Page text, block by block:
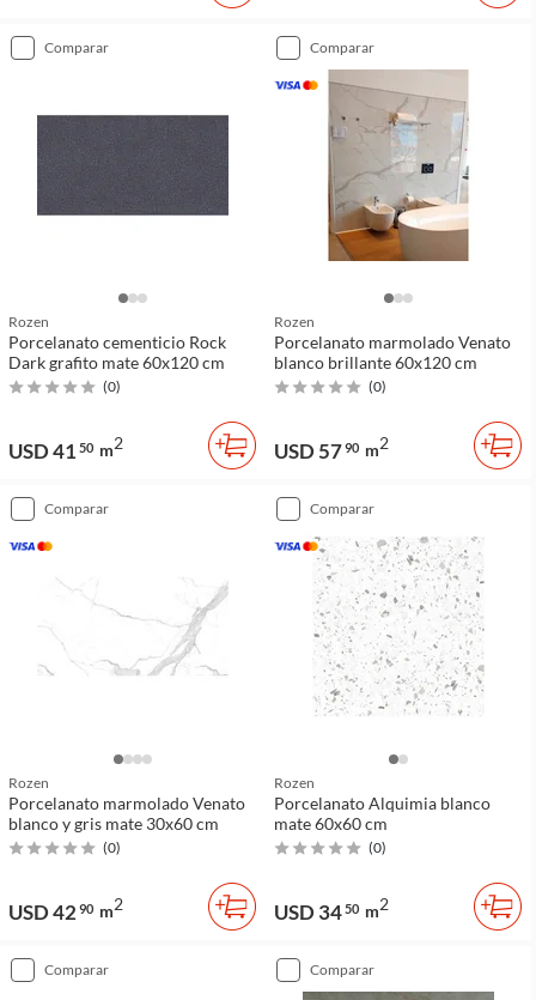
comparar
Rozen
Porcelanato cementicio Rock
Dark grafito mate 60x120 cm
(0)
USD 41 50 m2
comparar
Rozen
Porcelanato marmolado Venato
blanco brillante 60x120 cm
(0)
USD 5790 m2
comparar
Rozen
Porcelanato marmolado Venato
blanco y gris mate 30x60 cm
(0)
USD 42 90 m2
comparar
Rozen
Porcelanato Alquimia blanco
mate 60x60 cm
(0)
USD 3450 m2
comparar comparar